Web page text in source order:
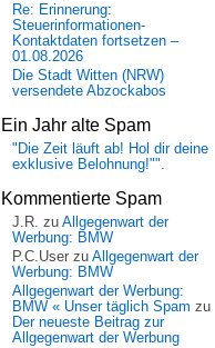
Re: Erinnerung:
Steuerinformationen-
Kontaktdaten fortsetzen –
01.08.2026
Die Stadt Witten (NRW)
versendete Abzockabos
Ein Jahr alte Spam
"Die Zeit läuft ab! Hol dir deine
exklusive Belohnung!"".
Kommentierte Spam
J.R. zu Allgegenwart der
Werbung: BMW
P.C.User zu Allgegenwart der
Werbung: BMW
Allgegenwart der Werbung:
BMW « Unser täglich Spam zu
Der neueste Beitrag zur
Allgegenwart der Werbung